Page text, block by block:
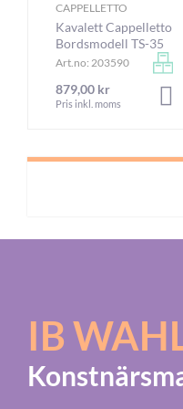
CAPPELLETTO
Kavalett Cappelletto
Bordsmodell TS-35
Art.no: 203590
879,00 kr
Pris inkl. moms
IB